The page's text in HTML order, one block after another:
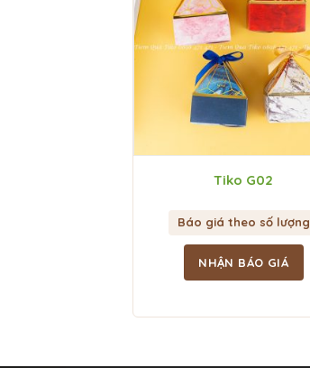
Tiko G02
Báo giá theo số lượng
NHẬN BÁO GIÁ